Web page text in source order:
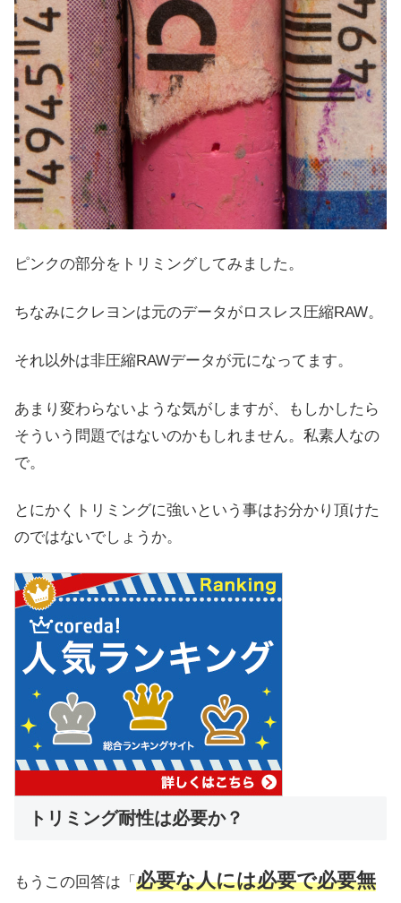
ピンクの部分をトリミングしてみました。
ちなみにクレヨンは元のデータがロスレス圧縮RAW。
それ以外は非圧縮RAWデータが元になってます。
あまり変わらないような気がしますが、もしかしたら
そういう問題ではないのかもしれません。私素人なの
で。
とにかくトリミングに強いという事はお分かり頂けた
のではないでしょうか。
トリミング耐性は必要か？
もうこの回答は「 必要な人には必要で必要無